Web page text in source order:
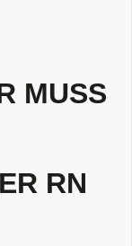
MUSS
RN